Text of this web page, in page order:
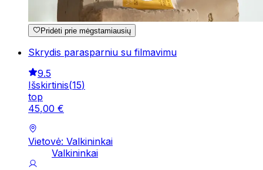
Pridėti prie mėgstamiausių
Skrydis parasparniu su filmavimu
9.5
Išskirtinis(15)
top
45,00 €
Vietovė: Valkininkai
Valkininkai